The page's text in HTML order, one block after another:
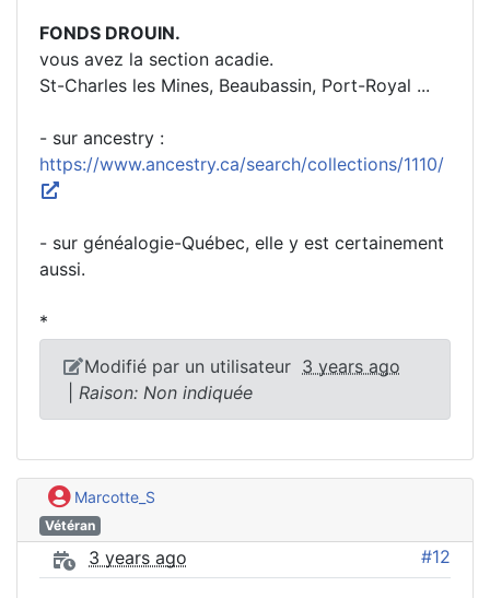
FONDS DROUIN.
vous avez la section acadie.
St-Charles les Mines, Beaubassin, Port-Royal ...
- sur ancestry :
https://www.ancestry.ca/search/collections/1110/
- sur généalogie-Québec, elle y est certainement
aussi.
*
Modifié par un utilisateur 3 years ago
Raison: Non indiquée
Marcotte_S
Vétéran
3 years ago #12